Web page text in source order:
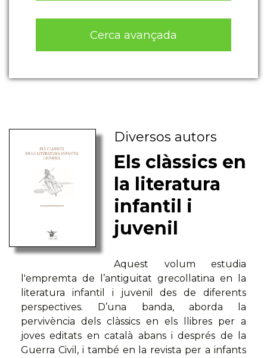
Cerca avançada
Diversos autors
Els clàssics en
la literatura
infantil i
juvenil
Aquest volum estudia
l'empremta de l’antiguitat grecollatina en la
literatura infantil i juvenil des de diferents
perspectives. D’una banda, aborda la
pervivència dels clàssics en els llibres per a
joves editats en català abans i després de la
Guerra Civil, i també en la revista per a infants